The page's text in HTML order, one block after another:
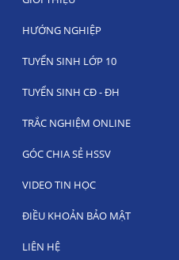
HƯỚNG NGHIỆP
TUYỂN SINH LỚP 10
TUYỂN SINH CĐ - ĐH
TRẮC NGHIỆM ONLINE
GÓC CHIA SẺ HSSV
VIDEO TIN HỌC
ĐIỀU KHOẢN BẢO MẬT
LIÊN HỆ